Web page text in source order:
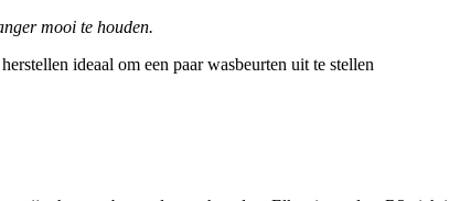
mooi te houden.
ideaal om een paar wasbeurten uit te stellen